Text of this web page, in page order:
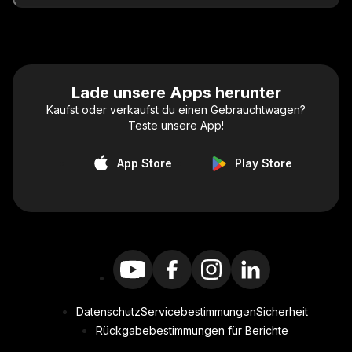
Lade unsere Apps herunter
Kaufst oder verkaufst du einen Gebrauchtwagen?
Teste unsere App!
App Store Play Store
DatenschutzServicebestimmungenSicherheit
Rückgabebestimmungen für Berichte